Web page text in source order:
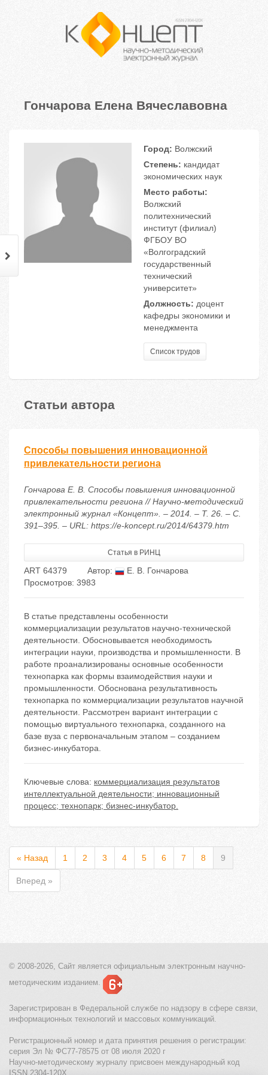
Гончарова Елена Вячеславовна
Город: Волжский
Степень: кандидат
экономических наук
Место работы:
Волжский
политехнический
институт (филиал)
ФГБОУ ВО
«Волгоградский
государственный
технический
университет»
Должность: доцент
кафедры экономики и
менеджмента
Список трудов
Статьи автора
Способы повышения инновационной
привлекательности региона
Гончарова Е. В. Способы повышения инновационной
привлекательности региона // Научно-методический
электронный журнал «Концепт». – 2014. – Т. 26. – С.
391–395. – URL: https://e-koncept.ru/2014/64379.htm
Статья в РИНЦ
ART 64379 Автор:
Е. В. Гончарова
Просмотров: 3983
В статье представлены особенности
коммерциализации результатов научно-технической
деятельности. Обосновывается необходимость
интеграции науки, производства и промышленности. В
работе проанализированы основные особенности
технопарка как формы взаимодействия науки и
промышленности. Обоснована результативность
технопарка по коммерциализации результатов научной
деятельности. Рассмотрен вариант интеграции с
помощью виртуального технопарка, созданного на
базе вуза с первоначальным этапом – созданием
бизнес-инкубатора.
Ключевые слова: коммерциализация результатов
интеллектуальной деятельности; инновационный
процесс; технопарк; бизнес-инкубатор.
« Назад 1 2 3 4 5 6 7 8 9
Вперед »
© 2008-2026, Сайт является официальным электронным научно-
методическим изданием.
Зарегистрирован в Федеральной службе по надзору в сфере связи,
информационных технологий и массовых коммуникаций.
Регистрационный номер и дата принятия решения о регистрации:
серия Эл № ФС77-78575 от 08 июля 2020 г
Научно-методическому журналу присвоен международный код
ISSN 2304-120X